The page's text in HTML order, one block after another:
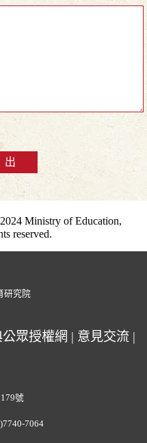
Ministry of Education,
reserved.
公眾授權網 | 意見交流 |
號
7064